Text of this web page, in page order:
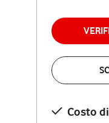
Costo